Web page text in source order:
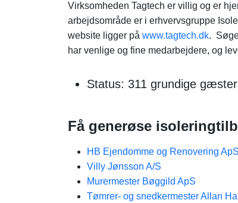
Virksomheden Tagtech er villig og er
arbejdsområde er i erhvervsgruppe
website ligger på www.tagtech.dk.
har venlige og fine medarbejdere, og
Status: 311 grundige
Få generøse
HB Ejendomme og Renovering ApS
Villy Jønsson A/S
Murermester Bøggild ApS
Tømrer- og snedkermester Allan